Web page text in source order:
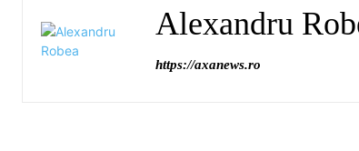
Alexandru
https://axanews.ro